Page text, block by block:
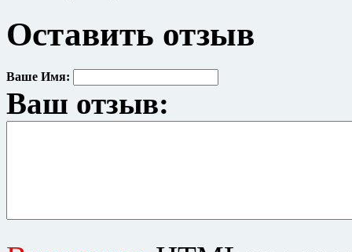
Оставить отзыв
Ваше Имя:
Ваш отзыв: